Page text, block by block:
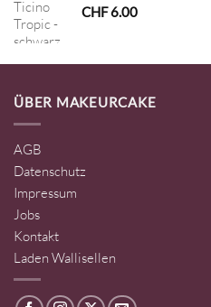
CHF6.00
ÜBER MAKEURCAKE
AGB
Datenschutz
Impressum
Jobs
Kontakt
Laden Wallisellen